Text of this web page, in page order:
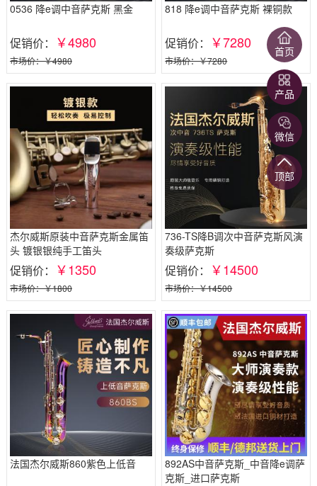
0536 降e调中音萨克斯 黑金
促销价： ￥4980
市场价：￥4980
818 降e调中音萨克斯 裸铜款
促销价： ￥7280
市场价：￥7280
杰尔威斯原装中音萨克斯金属笛
头 镀银银纯手工笛头
促销价： ￥1350
市场价：￥1800
736-TS降B调次中音萨克斯风演
奏级萨克斯
促销价： ￥14500
市场价：￥14500
法国杰尔威斯860紫色上低音
892AS中音萨克斯_中音降e调萨
克斯_进口萨克斯
首页
产品
微信
顶部